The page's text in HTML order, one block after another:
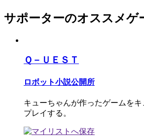
サポーターのオススメゲ
Ｑ－ＵＥＳＴ
ロボット小説公開所
キューちゃんが作ったゲームを
プレイする。